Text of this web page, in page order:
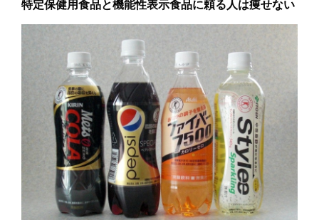
特定保健用食品と機能性表示食品に頼る人は痩せない